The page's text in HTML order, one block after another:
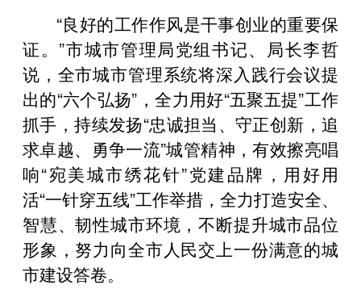
“良好的工作作风是干事创业的重要保
证。”市城市管理局党组书记、局长李哲
说，全市城市管理系统将深入践行会议提
出的“六个弘扬”，全力用好“五聚五提”工作
抓手，持续发扬“忠诚担当、守正创新，追
求卓越、勇争一流”城管精神，有效擦亮唱
响“宛美城市绣花针”党建品牌，用好用
活“一针穿五线”工作举措，全力打造安全、
智慧、韧性城市环境，不断提升城市品位
形象，努力向全市人民交上一份满意的城
市建设答卷。